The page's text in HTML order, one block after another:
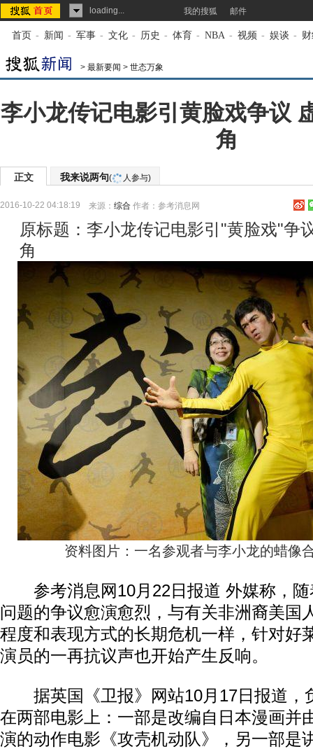
loading... 我的搜狐 邮件
首页 - 新闻 - 军事 - 文化 - 历史 - 体育 - NBA - 视频 - 娱谈 -
> 最新要闻 > 世态万象
李小龙传记电影引黄脸戏争议
角
正文 我来说两句( 人参与)
2016-10-22 04:18:19 来源： 综合 作者：参考消息网
原标题：李小龙传记电影引"黄脸戏"争
角
资料图片：一名参观者与李小龙的蜡像
参考消息网10月22日报道 外媒称，随
问题的争议愈演愈烈，与有关非洲裔美国
程度和表现方式的长期危机一样，针对好
演员的一再抗议声也开始产生反响。
据英国《卫报》网站10月17日报道，
在两部电影上：一部是改编自日本漫画并
演的动作电影《攻壳机动队》，另一部是